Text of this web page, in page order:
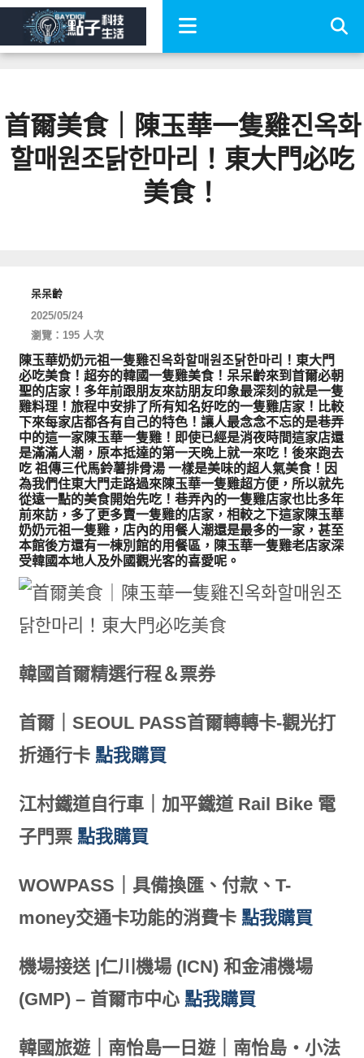
首爾美食｜陳玉華一隻雞진옥화
할매원조닭한마리！東大門必吃
美食！
呆呆齡
2025/05/24
瀏覽：195 人次
陳玉華奶奶元祖一隻雞진옥화할매원조닭한마리！東大門
必吃美食！ 超夯的韓國一隻雞美食！呆呆齡來到首爾必朝
聖的店家！多年前跟朋友來訪朋友印象最深刻的就是一隻
雞料理！旅程中安排了所有知名好吃的一隻雞店家！比較
下來每家店都各有自己的特色！讓人最念念不忘的是巷弄
中的這一家陳玉華一隻雞！即使已經是消夜時間這家店還
是滿滿人潮，原本抵達的第一天晚上就一來吃！後來跑去
吃 祖傳三代馬鈴薯排骨湯一樣是美味的超人氣美食！因
為我們住東大門走路過來陳玉華一隻雞超方便，所以就先
從遠一點的美食開始先吃！巷弄內的一隻雞店家也比多年
前來訪，多了更多賣一隻雞的店家，相較之下這家陳玉華
奶奶元祖一隻雞，店內的用餐人潮還是最多的一家，甚至
本館後方還有一棟別館的用餐區，陳玉華一隻雞老店家深
受韓國本地人及外國觀光客的喜愛呢。
韓國首爾精選行程＆票券
首爾｜SEOUL PASS首爾轉轉卡-觀光打
折通行卡 點我購買
江村鐵道自行車｜加平鐵道 Rail Bike 電
子門票 點我購買
WOWPASS｜具備換匯、付款、T-
money交通卡功能的消費卡 點我購買
機場接送 |仁川機場 (ICN) 和金浦機場
(GMP) – 首爾市中心 點我購買
韓國旅遊｜南怡島一日遊｜南怡島・小法